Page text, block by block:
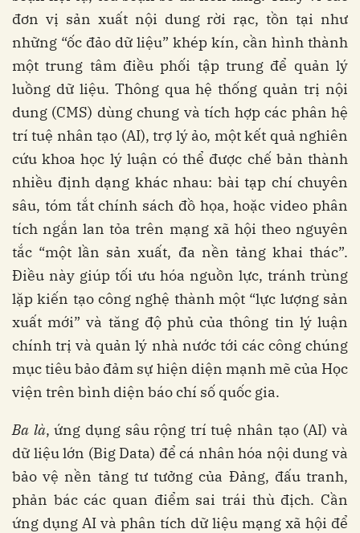
đơn vị sản xuất nội dung rời rạc, tồn tại như
những “ốc đảo dữ liệu” khép kín, cần hình thành
một trung tâm điều phối tập trung để quản lý
luồng dữ liệu. Thông qua hệ thống quản trị nội
dung (CMS) dùng chung và tích hợp các phân hệ
trí tuệ nhân tạo (AI), trợ lý ảo, một kết quả nghiên
cứu khoa học lý luận có thể được chế bản thành
nhiều định dạng khác nhau: bài tạp chí chuyên
sâu, tóm tắt chính sách đồ họa, hoặc video phân
tích ngắn lan tỏa trên mạng xã hội theo nguyên
tắc “một lần sản xuất, đa nền tảng khai thác”.
Điều này giúp tối ưu hóa nguồn lực, tránh trùng
lặp kiến tạo công nghệ thành một “lực lượng sản
xuất mới” và tăng độ phủ của thông tin lý luận
chính trị và quản lý nhà nước tới các công chúng
mục tiêu bảo đảm sự hiện diện mạnh mẽ của Học
viện trên bình diện báo chí số quốc gia.
Ba là, ứng dụng sâu rộng trí tuệ nhân tạo (AI) và
dữ liệu lớn (Big Data) để cá nhân hóa nội dung và
bảo vệ nền tảng tư tưởng của Đảng, đấu tranh,
phản bác các quan điểm sai trái thù địch. Cần
ứng dụng AI và phân tích dữ liệu mạng xã hội để